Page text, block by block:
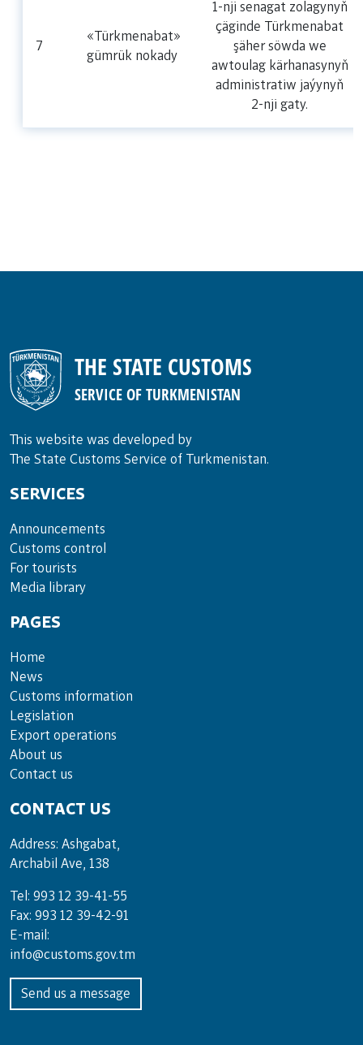
7
«Türkmenabat»
gümrük nokady
1-nji senagat zolagynyň
çäginde Türkmenabat
şäher söwda we
awtoulag kärhanasynyň
administratiw jaýynyň
2-nji gaty.
THE STATE CUSTOMS
SERVICE OF TURKMENISTAN
This website was developed by
The State Customs Service of Turkmenistan.
SERVICES
Announce­ments
Cus­toms con­trol
For tou­rists
Media lib­rary
PAGES
Home
News
Customs information
Legislation
Export operations
About us
Contact us
CONTACT US
Address: Ashgabat,
Archabil Ave, 138
Tel: 993 12 39-41-55
Fax: 993 12 39-42-91
E-mail:
info@customs.gov.tm
Send us a message